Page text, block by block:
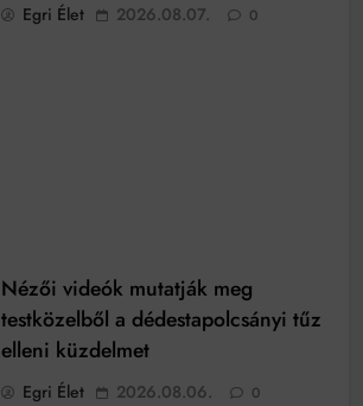
Egri Élet 2026.08.07. 0
Nézői videók mutatják meg
testközelből a dédestapolcsányi tűz
elleni küzdelmet
Egri Élet 2026.08.06. 0